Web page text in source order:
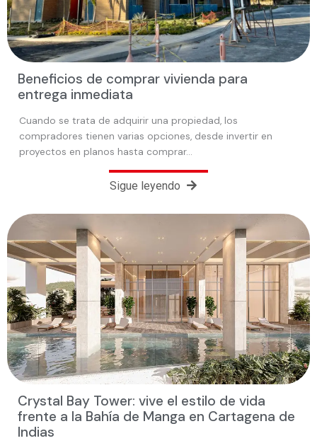
Beneficios de comprar vivienda para
entrega inmediata
Cuando se trata de adquirir una propiedad, los
compradores tienen varias opciones, desde invertir en
proyectos en planos hasta comprar…
Sigue leyendo
Crystal Bay Tower: vive el estilo de vida
frente a la Bahía de Manga en Cartagena de
Indias